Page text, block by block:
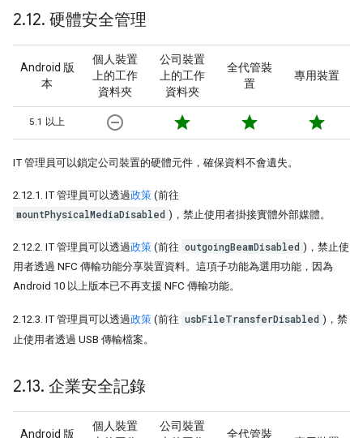
2.12. 硬體安全管理
Android 版
本
個人裝置
上的工作
資料夾
公司裝置
上的工作
資料夾
全代管裝
置
專用裝置
5.1 以上 remove_circle_outline star star star
IT 管理員可以鎖定公司裝置的硬體元件，確保資料不會遺失。
2.12.1. IT 管理員可以透過政策 (前往
mountPhysicalMediaDisabled )，禁止使用者掛接實體外部媒體。
2.12.2. IT 管理員可以透過政策 (前往 outgoingBeamDisabled )，禁止使
用者透過 NFC 傳輸功能分享裝置資料。這項子功能為選用功能，因為
Android 10 以上版本已不再支援 NFC 傳輸功能。
2.12.3. IT 管理員可以透過政策 (前往 usbFileTransferDisabled )，禁
止使用者透過 USB 傳輸檔案。
2.13. 企業安全記錄
Android 版
個人裝置
公司裝置
全代管裝